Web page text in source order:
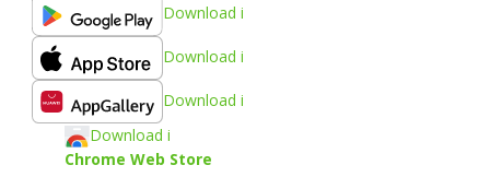
Download i
Download i
Download i
Download i
Chrome Web Store